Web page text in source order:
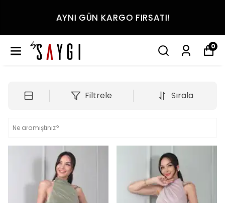
AYNI GÜN KARGO FIRSATI!
0
Filtrele Sırala